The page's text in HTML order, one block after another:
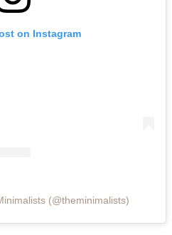
on Instagram
(@theminimalists)